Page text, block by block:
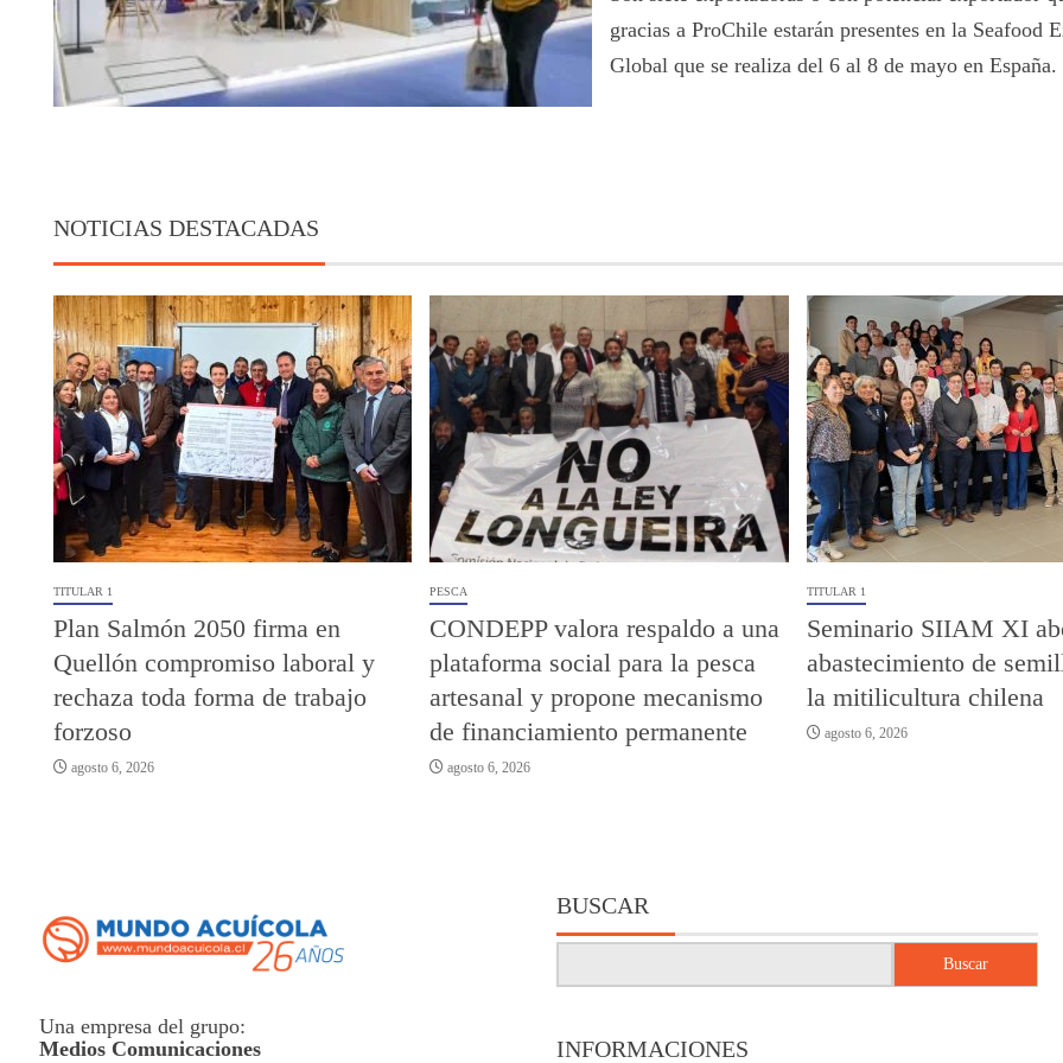
gracias a ProChile estarán presentes en la Seafood
Global que se realiza del 6 al 8 de mayo en España.
NOTICIAS DESTACADAS
TITULAR 1
Plan Salmón 2050 firma en
Quellón compromiso laboral y
rechaza toda forma de trabajo
forzoso
agosto 6, 2026
PESCA
CONDEPP valora respaldo a una
plataforma social para la pesca
artesanal y propone mecanismo
de financiamiento permanente
agosto 6, 2026
TITULAR 1
Seminario SIIAM XI
abastecimiento de
la mitilicultura chilena
agosto 6, 2026
Una empresa del grupo:
Medios Comunicaciones
BUSCAR
Buscar
INFORMACIONES